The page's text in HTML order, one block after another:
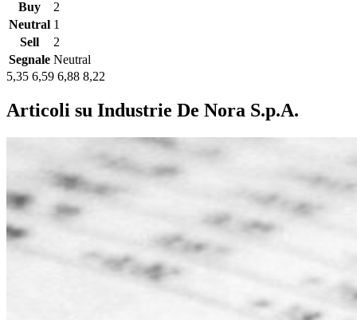
Buy
2
Neutral 1
Sell
2
Segnale Neutral
5,35 6,59 6,88 8,22
Articoli su Industrie De Nora S.p.A.